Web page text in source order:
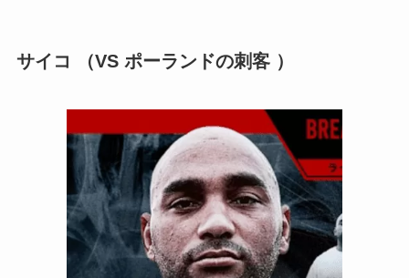
サイコ （VS ポーランドの刺客 ）